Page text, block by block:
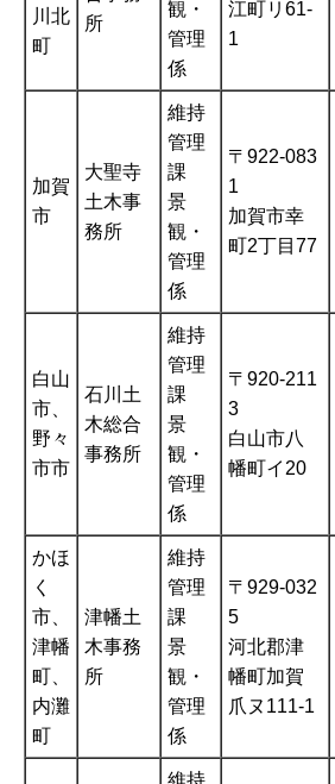
川北
町
所
観・
管理
係
江町リ61-
1
加賀
市
大聖寺
土木事
務所
維持
管理
課
景
観・
管理
係
〒922-083
1
加賀市幸
町2丁目77
白山
市、
野々
市市
石川土
木総合
事務所
維持
管理
課
景
観・
管理
係
〒920-211
3
白山市八
幡町イ20
かほ
く
市、
津幡
町、
内灘
町
津幡土
木事務
所
維持
管理
課
景
観・
管理
係
〒929-032
5
河北郡津
幡町加賀
爪ヌ111-1
維持